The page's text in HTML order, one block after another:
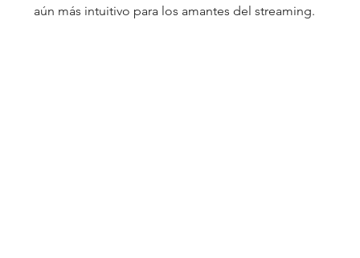
aún más intuitivo para los amantes del streaming.